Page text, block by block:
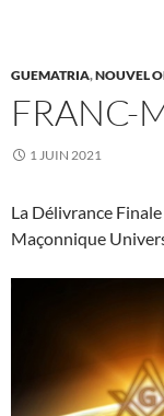
GUEMATRIA,NOUVEL
FRANC-
1 JUIN 2021
La Délivrance
Maçonnique